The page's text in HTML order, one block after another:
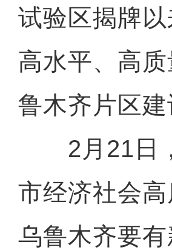
试验区揭牌
高水平、高
鲁木齐片区建
2月21日，
市经济社会
乌鲁木齐要